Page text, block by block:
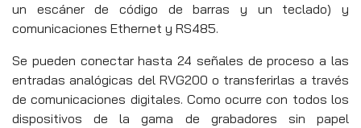
un escáner de código de barras y un teclado) y
comunicaciones Ethernet y RS485.
Se pueden conectar hasta 24 señales de proceso a las
entradas analógicas del RVG200 o transferirlas a través
de comunicaciones digitales. Como ocurre con todos los
dispositivos de la gama de grabadores sin papel